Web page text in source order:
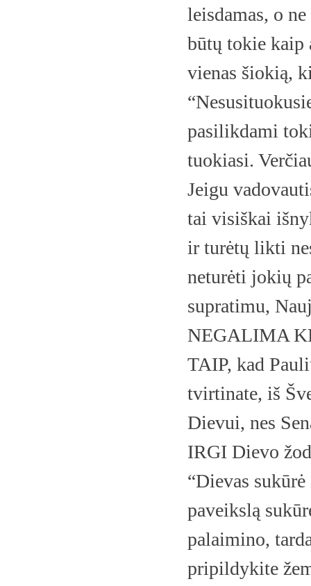
leisdamas, o
būtų tokie kaip
vienas šiokią,
pasilikdami
tuokiasi.
Jeigu
tai visiškai
ir turėtų likti
neturėti jokių
supratimu,
NEGALIMA
TAIP, kad
tvirtinate, iš
Dievui, nes
IRGI Dievo
“Dievas
paveikslą
palaimino,
pripildykite